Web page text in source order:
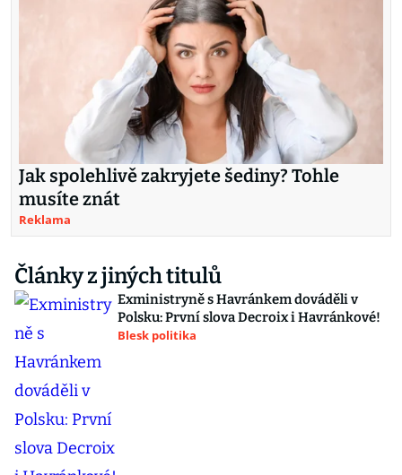
Jak spolehlivě zakryjete šediny? Tohle
musíte znát
Reklama
Články z jiných titulů
Exministryně s Havránkem dováděli v
Polsku: První slova Decroix i Havránkové!
Blesk politika